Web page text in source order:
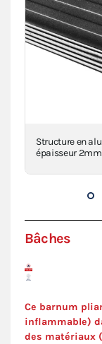
Structure en
épaisseur 2mm
Bâches
Ce barnum
inflammable)
des matériaux